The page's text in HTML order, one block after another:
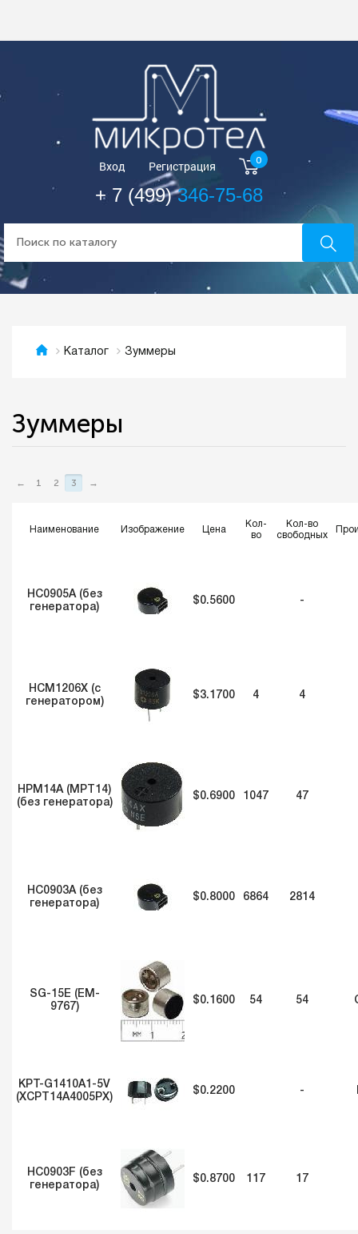
Вход Регистрация 0
+ 7 (499)346-75-68
Каталог Зуммеры
Зуммеры
← 1 2 3 →
Наименование Изображение Цена
Кол-
во
Кол-во
свободных
HC0905A (без
генератора)
$0.5600 -
HCM1206X (с
генератором)
$3.1700 4 4
HPM14A (MPT14)
(без генератора)
$0.6900 1047 47
HC0903A (без
генератора)
$0.8000 6864 2814
SG-15E (EM-
9767)
$0.1600 54 54
KPT-G1410A1-5V
(XCPT14A4005PX)
$0.2200 -
HC0903F (без
генератора)
$0.8700 117 17